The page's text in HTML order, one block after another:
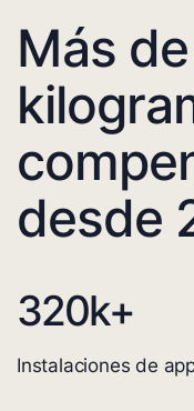
Más
desde
320k+
Instalaciones de